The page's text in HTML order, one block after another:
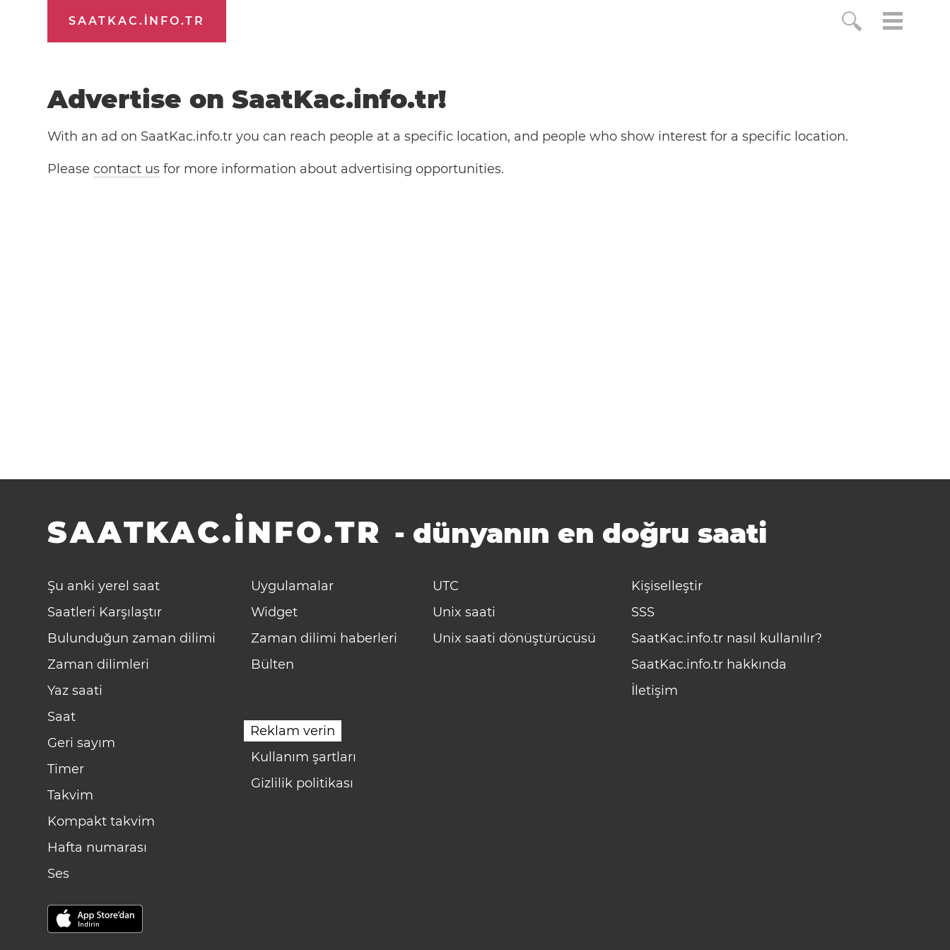
SAATKAC.INFO.TR
Advertise on SaatKac.info.tr!
With an ad on SaatKac.info.tr you can reach people at a specific location, and people who show interest for a specific location.
Pleasecontact us for more information about advertising opportunities.
SAATKAC.INFO.TR - dünyanın en doğru saati
Şu anki yerel saat
Saatleri Karşılaştır
Bulunduğun zaman dilimi
Zaman dilimleri
Yaz saati
Saat
Geri sayım
Timer
Takvim
Kompakt takvim
Hafta numarası
Ses
Uygulamalar
Widget
Zaman dilimi haberleri
Bülten
UTC
Unix saati
Unix saati dönüştürücüsü
Kişiselleştir
SSS
SaatKac.info.tr nasıl kullanılır?
SaatKac.info.tr hakkında
İletişim
Reklam verin
Kullanım şartları
Gizlilik politikası